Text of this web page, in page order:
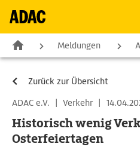
Meldungen
Zurück zur Übersicht
ADAC e.V.
| Verkehr |
Historisch wenig
Osterfeiertagen